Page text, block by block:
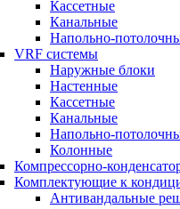
Кассетные
Канальные
Напольно-
VRF системы
Наружные блоки
Настенные
Кассетные
Канальные
Напольно-
Колонные
Компрессорно-
Комплектующие к
Антивандальные